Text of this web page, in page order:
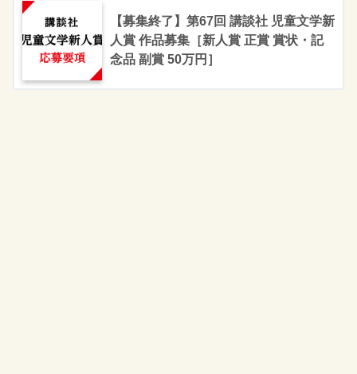
【募集終了】第67回 講談社 児童文学新
人賞 作品募集［新人賞 正賞 賞状・記
念品 副賞 50万円］